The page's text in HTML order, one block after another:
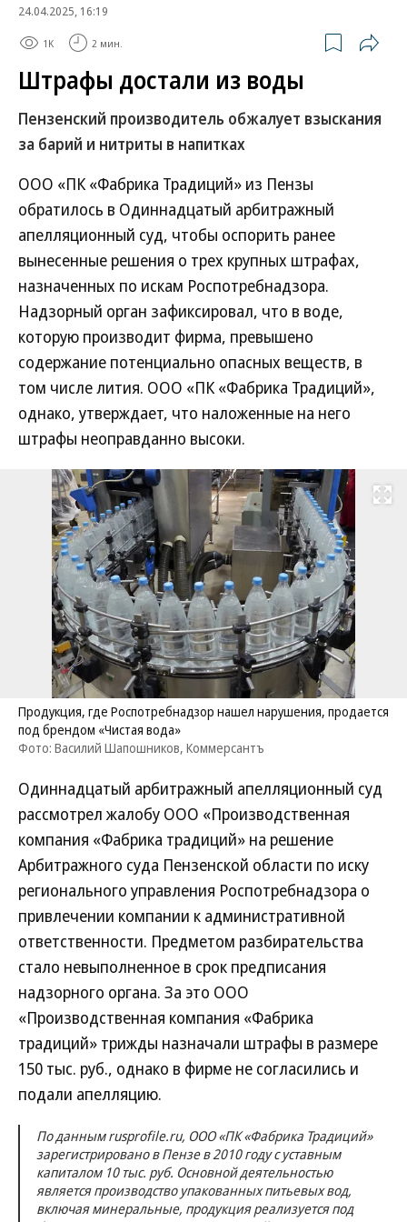
24.04.2025, 16:19
1K 2 мин.
Штрафы достали из воды
Пензенский производитель обжалует взыскания
за барий и нитриты в напитках
ООО «ПК «Фабрика Традиций» из Пензы
обратилось в Одиннадцатый арбитражный
апелляционный суд, чтобы оспорить ранее
вынесенные решения о трех крупных штрафах,
назначенных по искам Роспотребнадзора.
Надзорный орган зафиксировал, что в воде,
которую производит фирма, превышено
содержание потенциально опасных веществ, в
том числе лития. ООО «ПК «Фабрика Традиций»,
однако, утверждает, что наложенные на него
штрафы неоправданно высоки.
Развернуть
Продукция, где Роспотребнадзор нашел нарушения, продается
под брендом «Чистая вода»
Фото: Василий Шапошников, Коммерсантъ
Одиннадцатый арбитражный апелляционный суд
рассмотрел жалобу ООО «Производственная
компания «Фабрика традиций» на решение
Арбитражного суда Пензенской области по иску
регионального управления Роспотребнадзора о
привлечении компании к административной
ответственности. Предметом разбирательства
стало невыполненное в срок предписания
надзорного органа. За это ООО
«Производственная компания «Фабрика
традиций» трижды назначали штрафы в размере
150 тыс. руб., однако в фирме не согласились и
подали апелляцию.
По данным rusprofile.ru, ООО «ПК «Фабрика Традиций»
зарегистрировано в Пензе в 2010 году с уставным
капиталом 10 тыс. руб. Основной деятельностью
является производство упакованных питьевых вод,
включая минеральные, продукция реализуется под